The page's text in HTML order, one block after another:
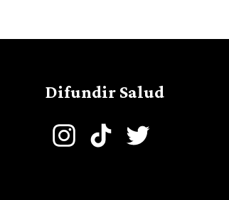
Difundir Salud
InstagramTikTok